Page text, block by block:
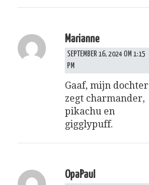
Marianne
SEPTEMBER 16, 2024 OM 1:15
PM
Gaaf, mijn dochter
zegt charmander,
pikachu en
gigglypuff.
OpaPaul